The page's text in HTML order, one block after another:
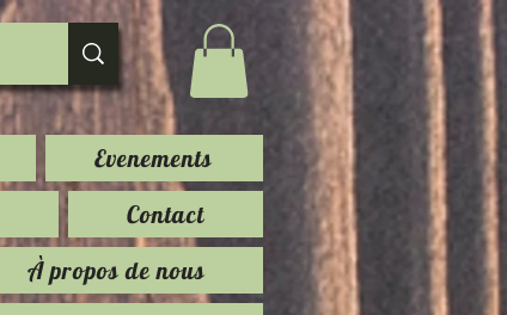
Evenements
Contact
À propos de nous